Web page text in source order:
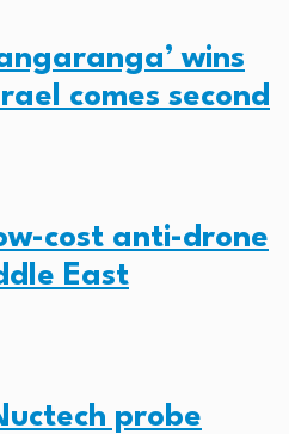
wins
comes second
cost anti-drone
East
probe